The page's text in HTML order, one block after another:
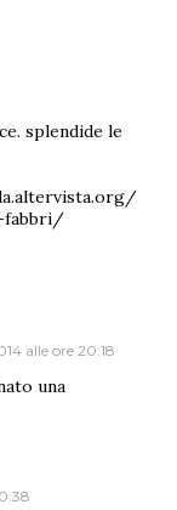
splendide le
fabbri/
alle ore 20:18
una